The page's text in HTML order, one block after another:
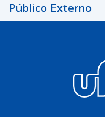
Público Externo